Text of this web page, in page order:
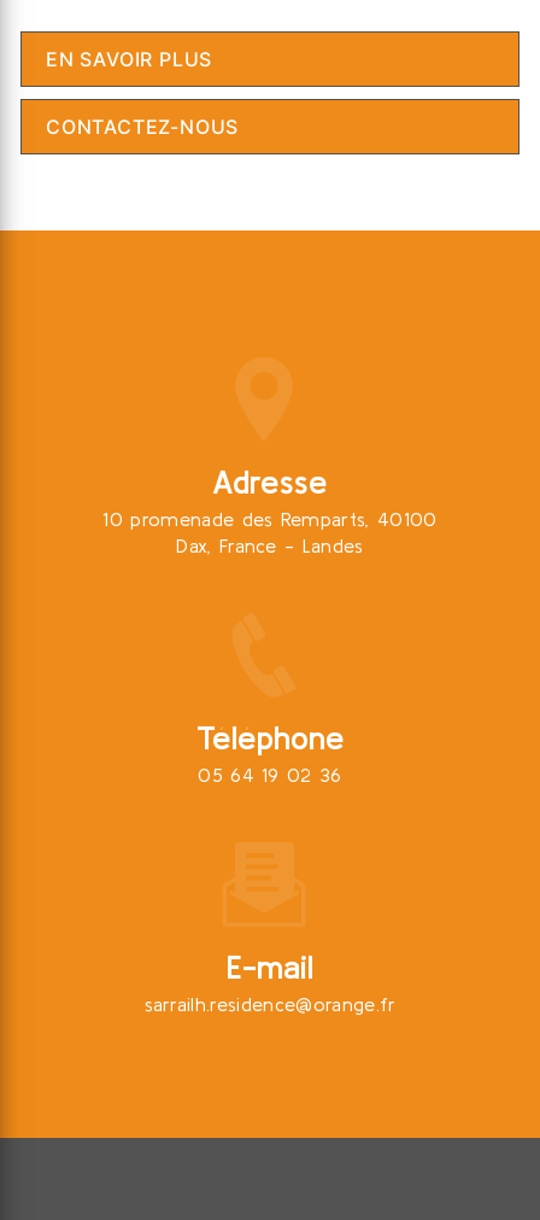
EN SAVOIR PLUS
CONTACTEZ-NOUS
Adresse
10 promenade des Remparts, 40100
Dax, France - Landes
Téléphone
05 64 19 02 36
E-mail
sarrailh.residence@orange.fr